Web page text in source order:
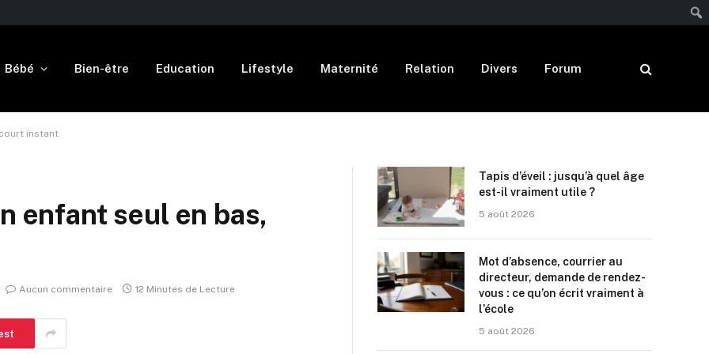
Bébé Bien-être Education Lifestyle Maternité Relation Divers Forum
instant
enfant seul en bas,
Aucun commentaire 12 Minutes de Lecture
Tapis d’éveil : jusqu’à quel âge
est-il vraiment utile ?
5 août 2026
Mot d’absence, courrier au
directeur, demande de rendez-
vous : ce qu’on écrit vraiment à
l’école
5 août 2026